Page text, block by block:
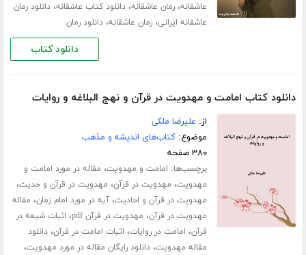
عاشقانه،رمان عاشقانه،دانلود کتاب عاشقانه،دانلود رمان
عاشقانه ایرانی،رمان عاشقانه،دانلود رمان
دانلود کتاب
دانلود کتاب امامت و مهدویت در قرآن و نهج البلاغه و روایات
از: علیرضا ملکی
موضوع:کتاب‌های اندیشه و مذهب
۳۸۰ صفحه
برچسب‌ها: امامت و مهدویت، مقاله در مورد امامت و
مهدویت، مهدویت در قرآن، مهدویت در قرآن و حدیث،
مهدویت در قرآن و احادیث،آیه در مورد امام زمان، مقاله
مهدویت در قرآن، مهدویت در قرآن pdf ، اثبات شیعه در
قرآن، امامت در روایات، اثبات امامت در قرآن،دانلود
مقاله مهدویت،دانلود رایگان مقاله در مورد مهدویت،